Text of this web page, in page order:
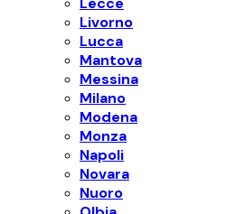
Livorno
Lucca
Mantova
Messina
Milano
Modena
Monza
Napoli
Novara
Nuoro